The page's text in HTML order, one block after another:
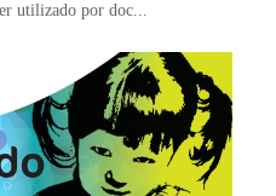
utilizado por doc...